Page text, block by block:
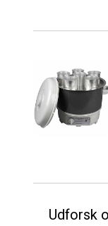
Udforsk